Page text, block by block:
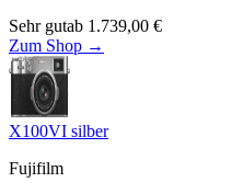
Sehr gutab 1.739,00 €
Zum Shop →
X100VI silber
Fujifilm